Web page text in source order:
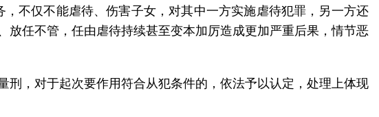
不仅不能虐待、伤害子女，对其中一方实施虐待犯罪，另一方还
任不管，任由虐待持续甚至变本加厉造成更加严重后果，情节恶
，对于起次要作用符合从犯条件的，依法予以认定，处理上体现